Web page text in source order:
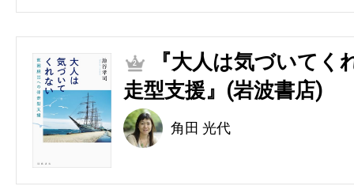
2
『大人は気づいてく
走型支援』(岩波書店)
角田 光代